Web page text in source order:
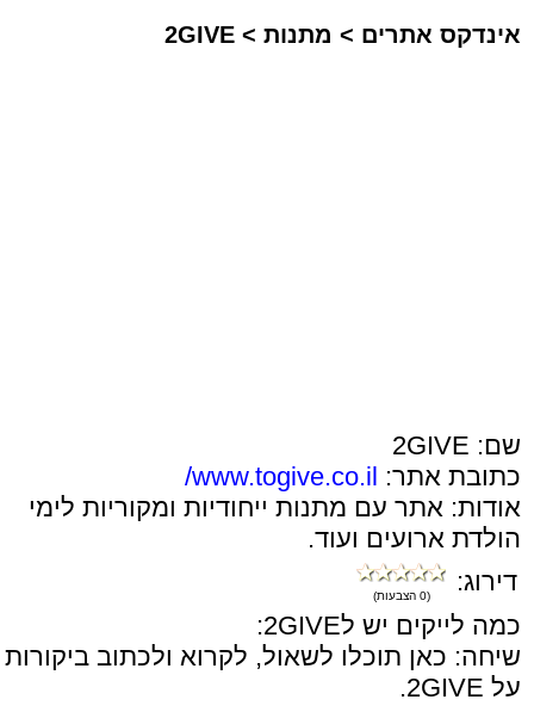
אינדקס אתרים > מתנות >
2GIVE
שם: 2GIVE
כתובת אתר: www.togive.co.il/
אודות: אתר עם מתנות ייחודיות ומקוריות לימי
הולדת ארועים ועוד.
דירוג:
(0 הצבעות)
כמה לייקים יש ל2GIVE:
שיחה: כאן תוכלו לשאול, לקרוא ולכתוב ביקורות
על 2GIVE.